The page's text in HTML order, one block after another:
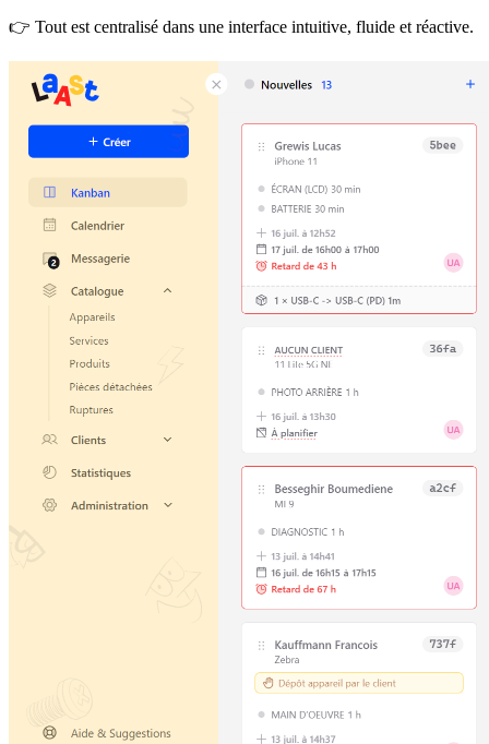
👉 Tout est centralisé dans une interface intuitive, fluide et réactive.